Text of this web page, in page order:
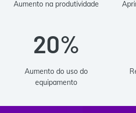
Aumento na produtividade
20%
Aumento do uso do
equipamento